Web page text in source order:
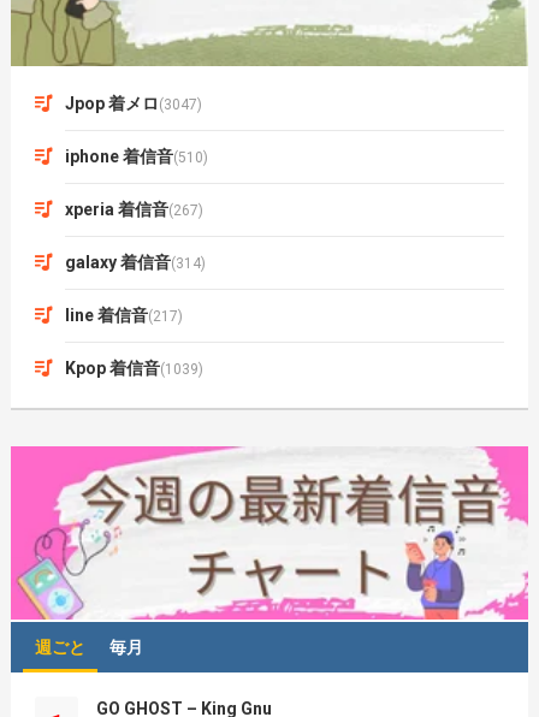
Jpop 着メロ (3047)
iphone 着信音(510)
xperia 着信音(267)
galaxy 着信音(314)
line 着信音(217)
Kpop 着信音(1039)
週ごと 毎月
GO GHOST – King Gnu